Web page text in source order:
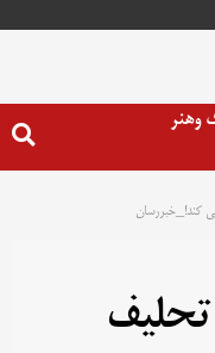
وهنر
کند!_خبررسان